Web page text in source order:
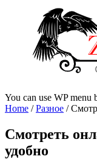
You can use WP menu
Home /Разное /
Смотреть
удобно